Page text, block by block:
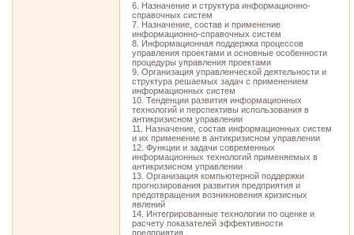
6. Назначение и структура информационно-
справочных систем
7. Назначение, состав и применение
информационно-справочных систем
8. Информационная поддержка процессов
управления проектами и основные особенности
процедуры управления проектами
9. Организация управленческой деятельности и
структура решаемых задач с применением
информационных систем
10. Тенденции развития информационных
технологий и перспективы использования в
антикризисном управлении
11. Назначение, состав информационных систем
и их применение в антикризисном управлении
12. Функции и задачи современных
информационных технологий применяемых в
антикризисном управлении
13. Организация компьютерной поддержки
прогнозирования развития предприятия и
предотвращения возникновения кризисных
явлений
14. Интегрированные технологии по оценке и
расчету показателей эффективности
предприятия.